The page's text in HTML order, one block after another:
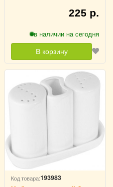
225 р.
в наличии на сегодня
В корзину
Код товара:193983